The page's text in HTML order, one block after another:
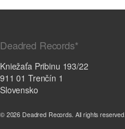
Deadred Records*
Kniežaťa Pribinu 193/22
911 01 Trenčín 1
Slovensko
© 2026 Deadred Records. All rights reserved.